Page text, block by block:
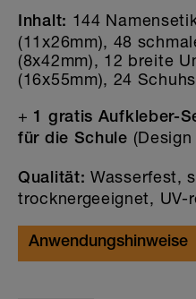
Inhalt: 144
(11x26mm), 48
(8x42mm), 12 breite
(16x55mm), 24
+ 1 gratis Aufkleber-
für die Schule
Qualität: Wasserfest,
trocknergeeignet, UV-
Anwendungshinweise